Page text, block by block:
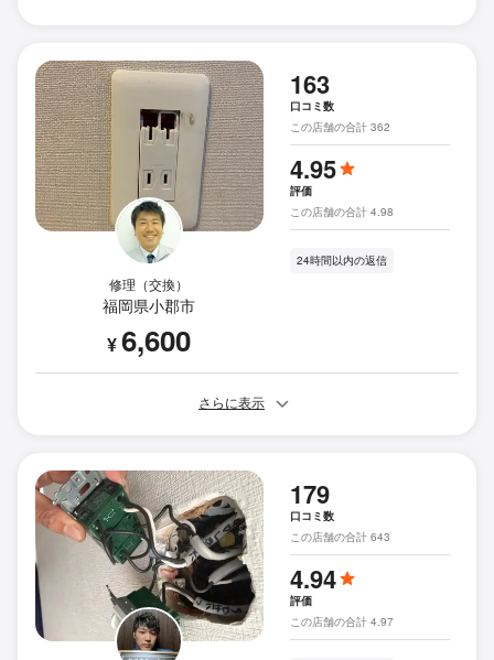
修理（交換）
福岡県小郡市
¥6,600
163
口コミ数
この店舗の合計 362
4.95
評価
この店舗の合計 4.98
24時間以内の返信
さらに表示
179
口コミ数
この店舗の合計 643
4.94
評価
この店舗の合計 4.97